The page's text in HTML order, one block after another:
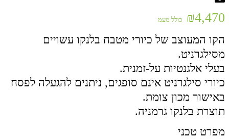
₪4,470 כולל מעמ
הקו המעוצב של כיורי מטבח בלנקו עשויים
מסילגרניט.
בעלי אלגנטיות על-זמנית.
כיורי סילגרניט אינם סופגים, ניתנים להגעלה לפסח
באישור מכון צומת.
תוצרת בלנקו גרמניה.
מפרט טכני